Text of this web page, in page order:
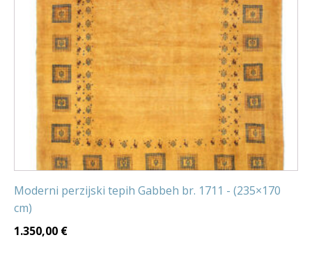
Moderni perzijski tepih Gabbeh br. 1711 - (235×170
cm)
1.350,00 €